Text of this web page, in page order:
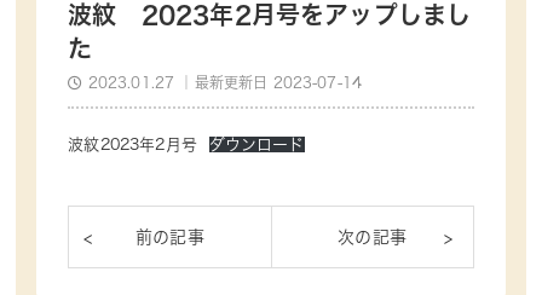
波紋 2023年2月号をアップしまし
た
2023.01.27 ｜最新更新日 2023-07-14
波紋2023年2月号 ダウンロード